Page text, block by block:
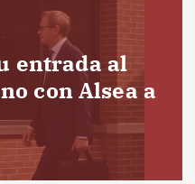
entrada al
con Alsea a